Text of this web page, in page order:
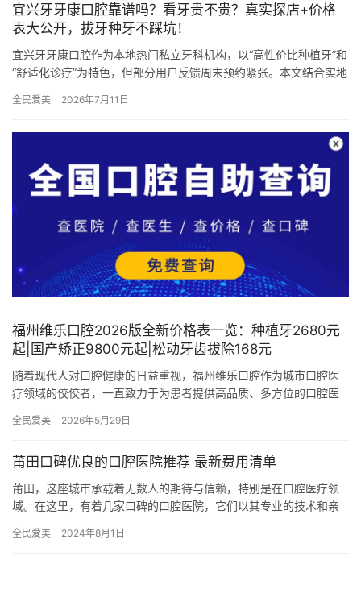
宜兴牙牙康口腔靠谱吗？看牙贵不贵？真实探店+价格
表大公开，拔牙种牙不踩坑！
宜兴牙牙康口腔作为本地热门私立牙科机构，以“高性价比种植牙”和
“舒适化诊疗”为特色，但部分用户反馈周末预约紧张。本文结合实地
全民爱美 2026年7月11日
福州维乐口腔2026版全新价格表一览：种植牙2680元
起|国产矫正9800元起|松动牙齿拔除168元
随着现代人对口腔健康的日益重视，福州维乐口腔作为城市口腔医
疗领域的佼佼者，一直致力于为患者提供高品质、多方位的口腔医
牙…
全民爱美 2026年5月29日
莆田口碑优良的口腔医院推荐 最新费用清单
莆田，这座城市承载着无数人的期待与信赖，特别是在口腔医疗领
域。在这里，有着几家口碑的口腔医院，它们以其专业的技术和亲
涵江…
全民爱美 2024年8月1日